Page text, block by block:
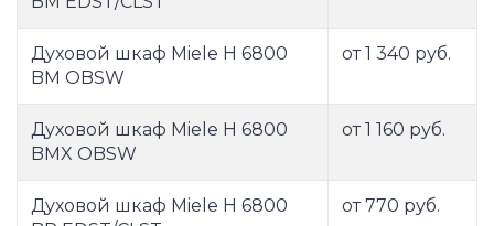
Духовой шкаф Miele H 6800
BM OBSW
от 1 340 руб.
Духовой шкаф Miele H 6800
BMX OBSW
от 1 160 руб.
Духовой шкаф Miele H 6800
от 770 руб.